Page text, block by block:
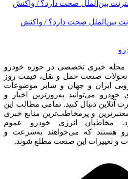
برای اینترنت بین‌الملل صحت دارد؟ / واکنش
مجله خبری تخصصی در حوزه خودرو
صنعت حمل و نقل، قیمت روز
ایران و جهان و سایر موضوعات
خودرو می‌توانید به‌روزترین اخبار و
دنبال کنید. تمامی مطالب این
و پرمخاطب‌ترین منابع خبری
مخاطبان انرژی خودرو عموم
هستند که می‌خواهند به‌سرعت و
و تغییرات این صنعت مطلع شوند.